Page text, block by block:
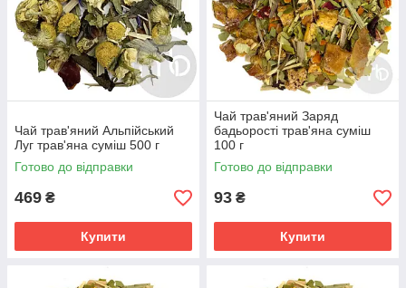
Чай трав'яний Альпійський
Луг трав'яна суміш 500 г
Готово до відправки
469 ₴
Купити
Чай трав'яний Заряд
бадьорості трав'яна суміш
100 г
Готово до відправки
93 ₴
Купити